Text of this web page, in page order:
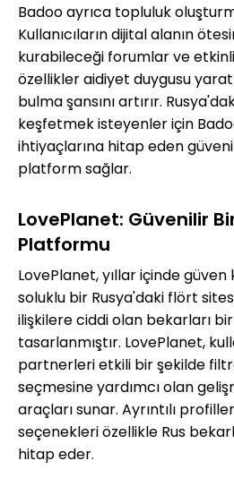
Badoo ayrıca topluluk
Kullanıcıların dijital alanın
kurabileceği forumlar ve
özellikler aidiyet duygusu
bulma şansını artırır.
keşfetmek isteyenler için
ihtiyaçlarına hitap eden
platform sağlar.
LovePlanet: Güvenilir
Platformu
LovePlanet, yıllar içinde güven
soluklu bir Rusya'daki flört
ilişkilere ciddi olan bekarları
tasarlanmıştır. LovePlanet,
partnerleri etkili bir şekilde
seçmesine yardımcı olan
araçları sunar. Ayrıntılı
seçenekleri özellikle Rus
hitap eder.